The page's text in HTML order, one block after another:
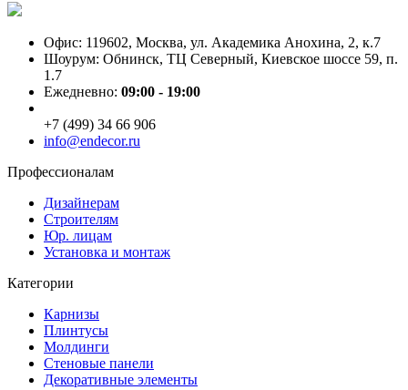
Офис: 119602, Москва, ул. Академика Анохина, 2, к.7
Шоурум: Обнинск, ТЦ Северный, Киевское шоссе 59, п.
1.7
Ежедневно: 09:00 - 19:00
+7 (499) 34 66 906
info@endecor.ru
Профессионалам
Дизайнерам
Строителям
Юр. лицам
Установка и монтаж
Категории
Карнизы
Плинтусы
Молдинги
Стеновые панели
Декоративные элементы